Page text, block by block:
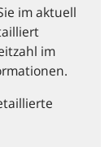
im aktuell
im